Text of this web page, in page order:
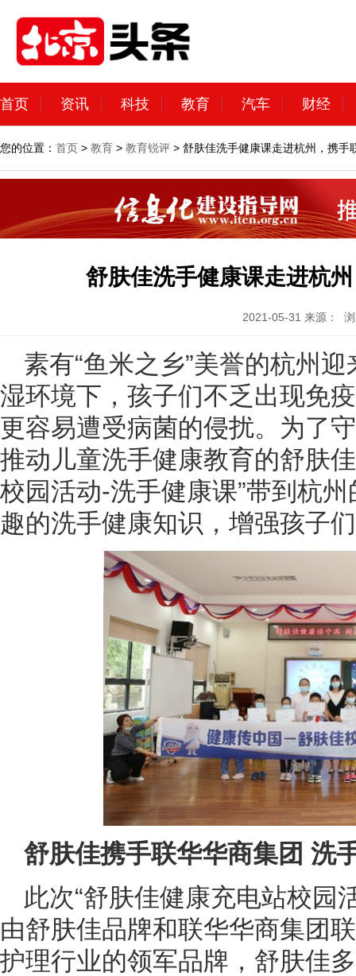
首页 资讯 科技 教育 汽车 财经
您的位置： 首页 > 教育 > 教育锐评 > 舒肤佳洗手健康课走进杭州，携手
舒肤佳洗手健康课走进杭
2021-05-31 来源：
素有“鱼米之乡”美誉的杭州
湿环境下，孩子们不乏出现免
更容易遭受病菌的侵扰。为了
推动儿童洗手健康教育的舒肤
校园活动-洗手健康课”带到杭
趣的洗手健康知识，增强孩子
舒肤佳携手联华华商集团 洗
此次“舒肤佳健康充电站校园
由舒肤佳品牌和联华华商集团
护理行业的领军品牌，舒肤佳